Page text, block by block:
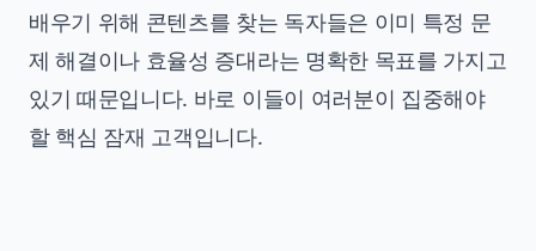
배우기 위해 콘텐츠를 찾는 독자들은 이미 특정 문
제 해결이나 효율성 증대라는 명확한 목표를 가지고
있기 때문입니다. 바로 이들이 여러분이 집중해야
할 핵심 잠재 고객입니다.